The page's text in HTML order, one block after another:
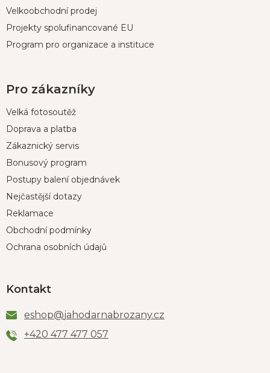
Velkoobchodní prodej
Projekty spolufinancované EU
Program pro organizace a instituce
Pro zákazníky
Velká fotosoutěž
Doprava a platba
Zákaznický servis
Bonusový program
Postupy balení objednávek
Nejčastější dotazy
Reklamace
Obchodní podmínky
Ochrana osobních údajů
Kontakt
eshop@jahodarnabrozany.cz
+420 477 477 057